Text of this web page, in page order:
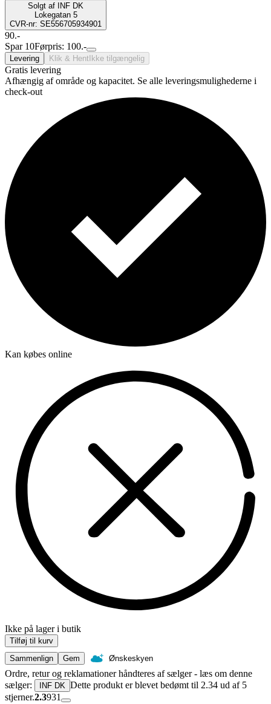
Solgt af
INF DK
Lokegatan 5
CVR-nr: SE556705934901
90.-
Spar 10Førpris: 100.-
Levering Klik & Hent Ikke tilgængelig
Gratis levering
Afhængig af område og kapacitet. Se alle leveringsmulighederne i
check-out
Kan købes online
Ikke på lager i butik
Tilføj til kurv
Sammenlign
Gem Ønskeskyen
Ordre, retur og reklamationer håndteres af sælger - læs om denne
sælger:
INF DK Dette produkt er blevet bedømt til 2.34 ud af 5
stjerner.2.3931